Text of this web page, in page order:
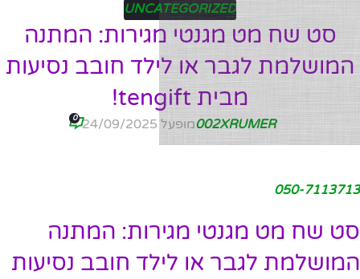
UNCATEGORIZED
סט שח מט מגנטי מגירות: המתנה
המושלמת לגבר או לילד חובב נסיעות
מבית tengift!
002XRUMERמופעל 24/09/2025 0
050-7113713
סט שח מט מגנטי מגירות: המתנה
המושלמת לגבר או לילד חובב נסיעות